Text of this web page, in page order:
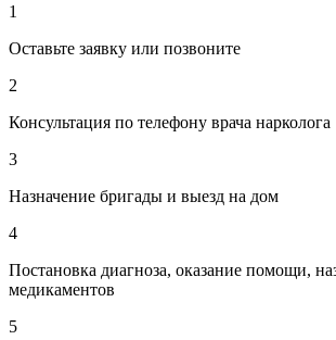
1
Оставьте заявку или позвоните
2
Консультация по телефону врача нарколога
3
Назначение бригады и выезд на дом
4
Постановка диагноза, оказание помощи,
медикаментов
5